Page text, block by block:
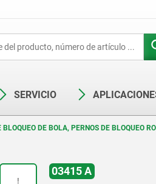
SERVICIO
BLOQUEO DE BOLA, PERNOS DE BLOQUEO
03415 A